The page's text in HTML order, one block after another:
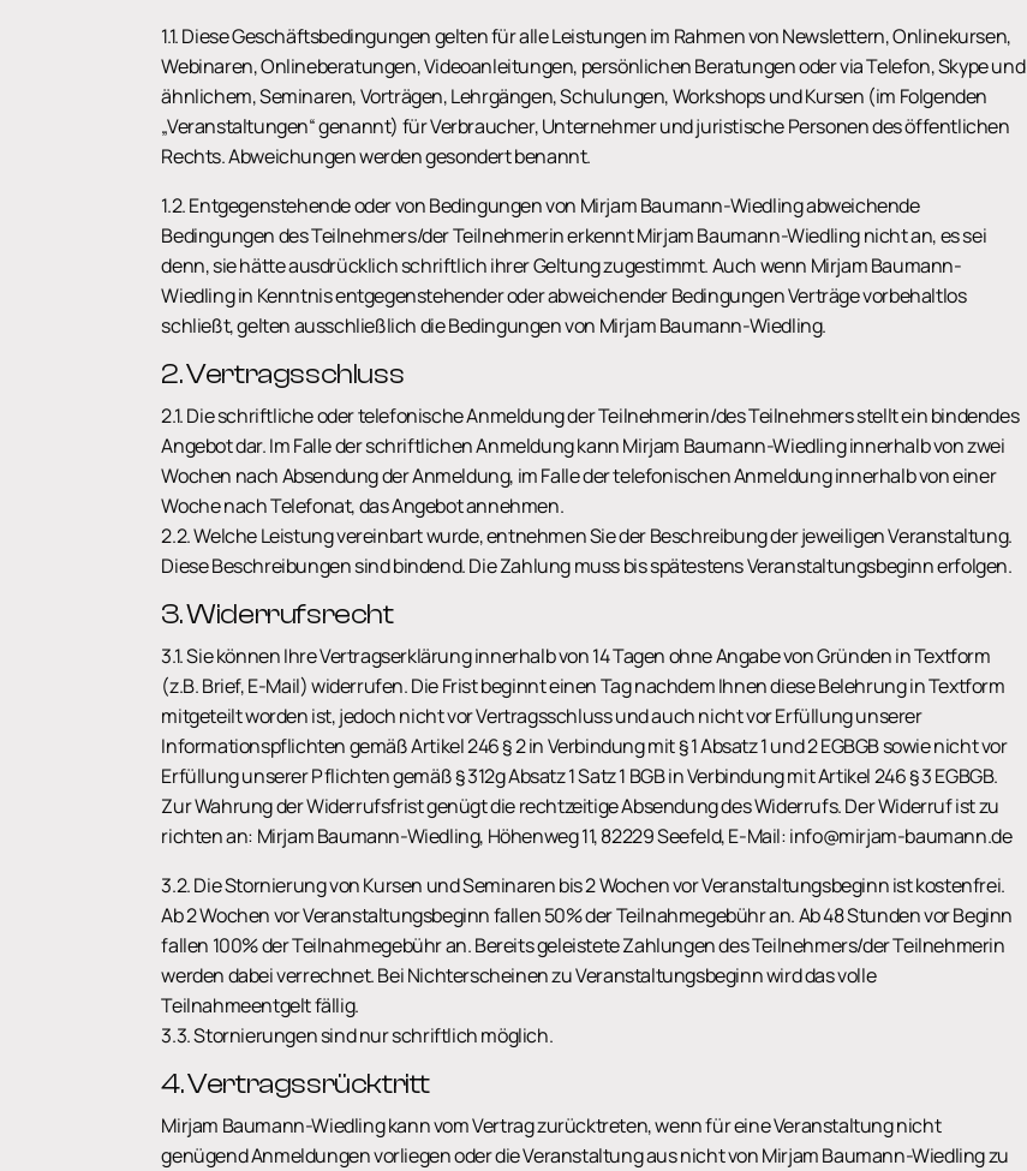
1.1. Diese Geschäftsbedingungen gelten für alle Leistungen im Rahmen von Newslettern, Onlinekursen,
Webinaren, Onlineberatungen, Videoanleitungen, persönlichen Beratungen oder via Telefon, Skype und
ähnlichem, Seminaren, Vorträgen, Lehrgängen, Schulungen, Workshops und Kursen (im Folgenden
„Veranstaltungen“ genannt) für Verbraucher, Unternehmer und juristische Personen des öffentlichen
Rechts. Abweichungen werden gesondert benannt.
1.2. Entgegenstehende oder von Bedingungen von Mirjam Baumann-Wiedling abweichende
Bedingungen des Teilnehmers/der Teilnehmerin erkennt Mirjam Baumann-Wiedling nicht an, es sei
denn, sie hätte ausdrücklich schriftlich ihrer Geltung zugestimmt. Auch wenn Mirjam Baumann-
Wiedling in Kenntnis entgegenstehender oder abweichender Bedingungen Verträge vorbehaltlos
schließt, gelten ausschließlich die Bedingungen von Mirjam Baumann-Wiedling.
2. Vertragsschluss
2.1. Die schriftliche oder telefonische Anmeldung der Teilnehmerin/des Teilnehmers stellt ein bindendes
Angebot dar. Im Falle der schriftlichen Anmeldung kann Mirjam Baumann-Wiedling innerhalb von zwei
Wochen nach Absendung der Anmeldung, im Falle der telefonischen Anmeldung innerhalb von einer
Woche nach Telefonat, das Angebot annehmen.
2.2. Welche Leistung vereinbart wurde, entnehmen Sie der Beschreibung der jeweiligen Veranstaltung.
Diese Beschreibungen sind bindend. Die Zahlung muss bis spätestens Veranstaltungsbeginn erfolgen.
3. Widerrufsrecht
3.1. Sie können Ihre Vertragserklärung innerhalb von 14 Tagen ohne Angabe von Gründen in Textform
(z.B. Brief, E-Mail) widerrufen. Die Frist beginnt einen Tag nachdem Ihnen diese Belehrung in Textform
mitgeteilt worden ist, jedoch nicht vor Vertragsschluss und auch nicht vor Erfüllung unserer
Informationspflichten gemäß Artikel 246 § 2 in Verbindung mit § 1 Absatz 1 und 2 EGBGB sowie nicht vor
Erfüllung unserer Pflichten gemäß § 312g Absatz 1 Satz 1 BGB in Verbindung mit Artikel 246 § 3 EGBGB.
Zur Wahrung der Widerrufsfrist genügt die rechtzeitige Absendung des Widerrufs. Der Widerruf ist zu
richten an: Mirjam Baumann-Wiedling, Höhenweg 11, 82229 Seefeld, E-Mail: info@mirjam-baumann.de
3.2. Die Stornierung von Kursen und Seminaren bis 2 Wochen vor Veranstaltungsbeginn ist kostenfrei.
Ab 2 Wochen vor Veranstaltungsbeginn fallen 50% der Teilnahmegebühr an. Ab 48 Stunden vor Beginn
fallen 100% der Teilnahmegebühr an. Bereits geleistete Zahlungen des Teilnehmers/der Teilnehmerin
werden dabei verrechnet. Bei Nichterscheinen zu Veranstaltungsbeginn wird das volle
Teilnahmeentgelt fällig.
3.3. Stornierungen sind nur schriftlich möglich.
4. Vertragssrücktritt
Mirjam Baumann-Wiedling kann vom Vertrag zurücktreten, wenn für eine Veranstaltung nicht
genügend Anmeldungen vorliegen oder die Veranstaltung aus nicht von Mirjam Baumann-Wiedling zu